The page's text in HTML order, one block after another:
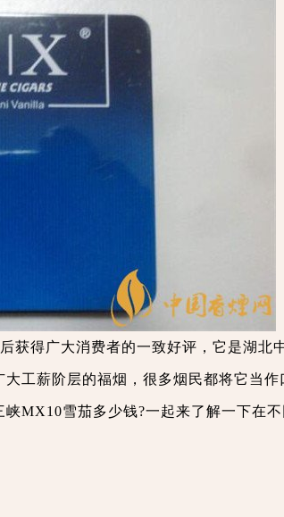
获得广大消费者的一致好评，它是湖北
工薪阶层的福烟，很多烟民都将它当作
MX10雪茄多少钱?一起来了解一下在